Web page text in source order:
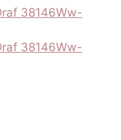
38146Ww-
38146Ww-